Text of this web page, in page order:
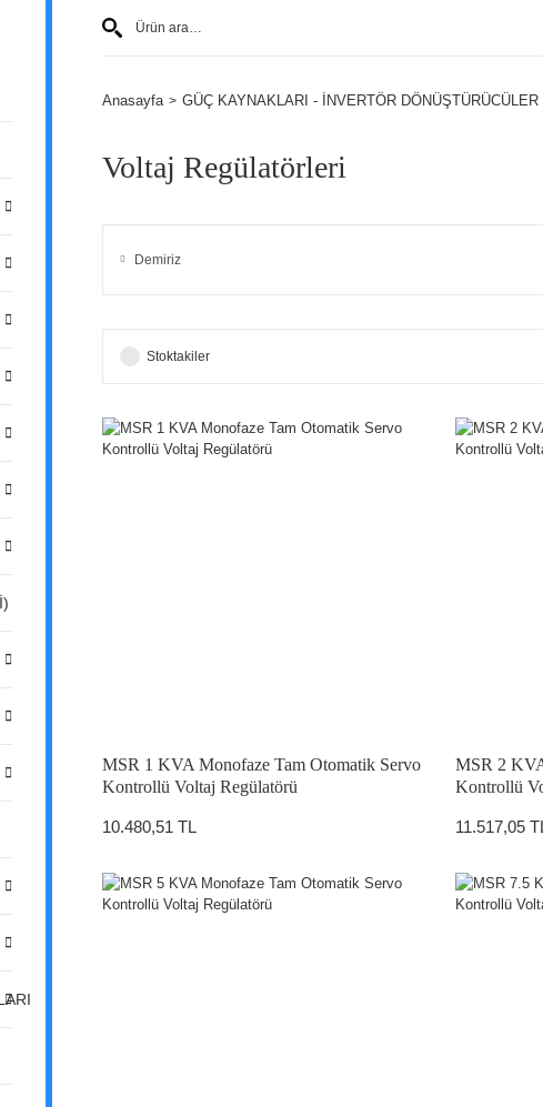
Anasayfa GÜÇ KAYNAKLARI - İNVERTÖR
Voltaj Regülatörleri
Demiriz
Stoktakiler
MSR 1 KVA Monofaze Tam Otomatik Servo
Kontrollü Voltaj Regülatörü
10.480,51 TL
MSR 2
Kontrollü
11.517,05